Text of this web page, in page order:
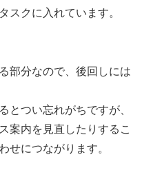
スクに入れています。
部分なので、後回しには
とつい忘れがちですが、
案内を見直したりするこ
せにつながります。